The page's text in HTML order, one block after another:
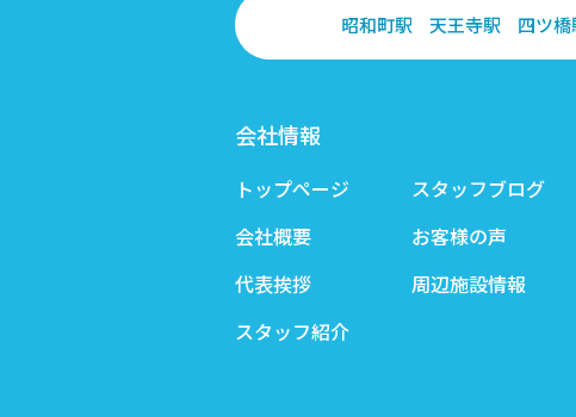
昭和町駅 天王寺駅 四ツ橋
会社情報
トップページ
スタッフブログ
会社概要
お客様の声
代表挨拶
周辺施設情報
スタッフ紹介